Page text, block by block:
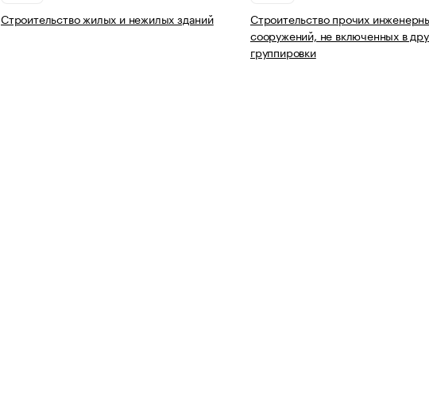
Строительство жилых и нежилых зданий
Строительство прочих
сооружений, не включенных в
группировки